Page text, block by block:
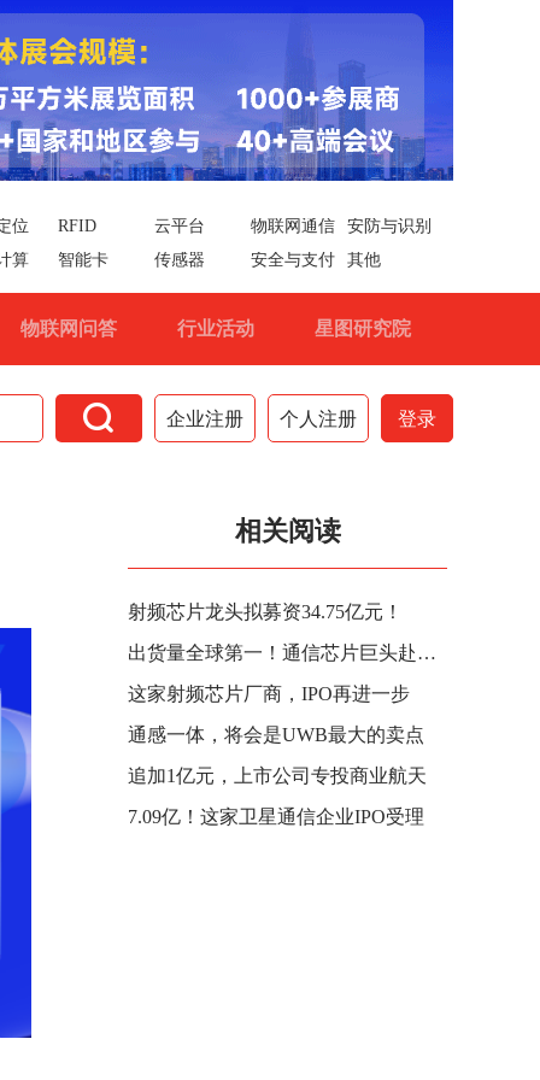
位 RFID 云平台 物联网通信
安防与识别
算
智能卡 传感器 安全与支付 其他
物联网问答 行业活动 星图研究院
 企业注册 个人注册 登录
相关阅读
射频芯片龙头拟募资34.75亿元！
出货量全球第一！通信芯片巨头赴港IPO
这家射频芯片厂商，IPO再进一步
通感一体，将会是UWB最大的卖点
追加1亿元，上市公司专投商业航天
7.09亿！这家卫星通信企业IPO受理